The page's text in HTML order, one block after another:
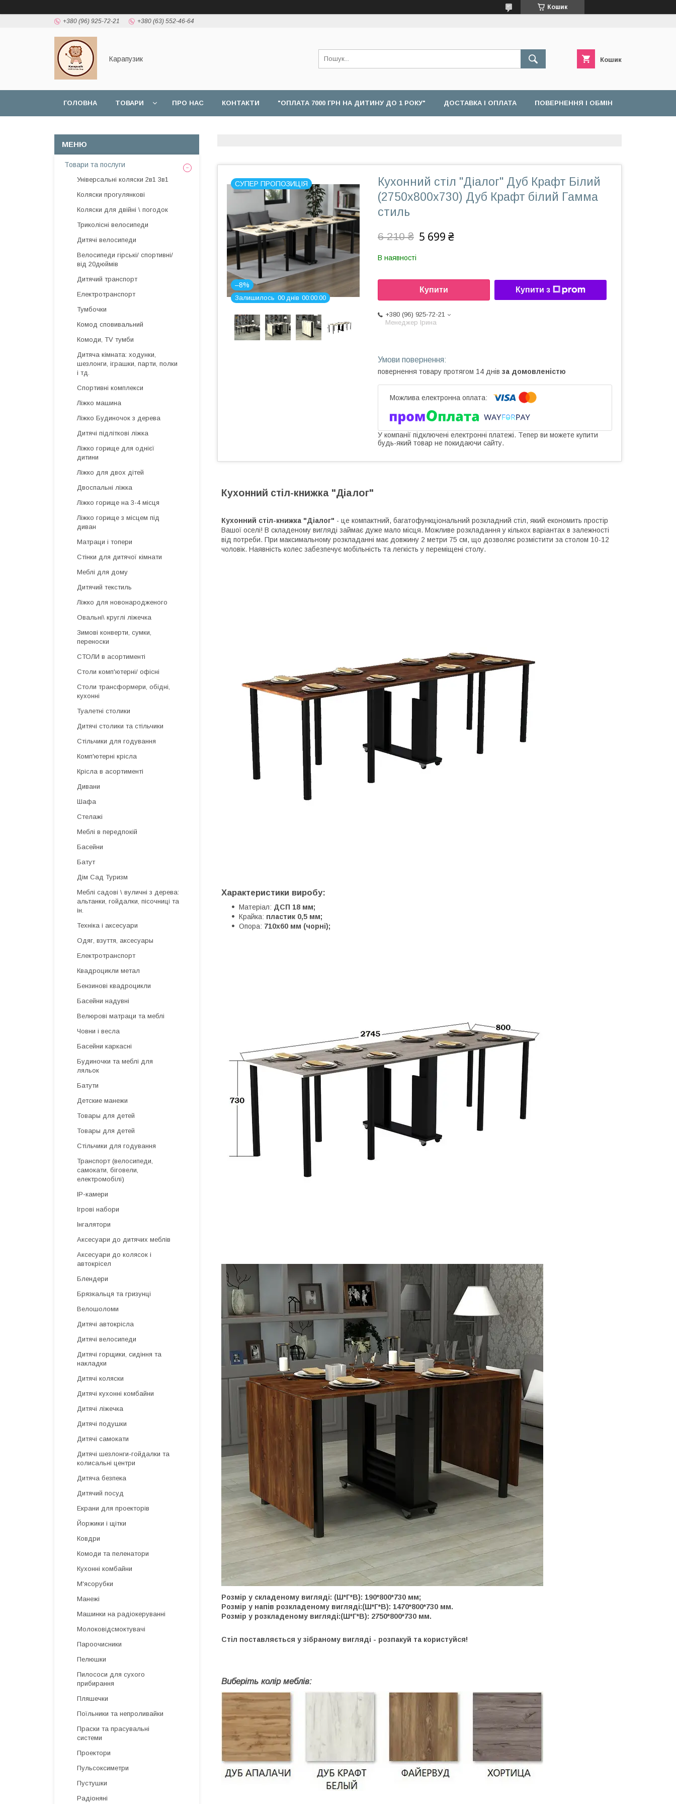
Кошик
+380 (96) 925-72-21 +380 (63) 552-46-64
Карапузик Кошик
ГОЛОВНА ТОВАРИ ПРО НАС КОНТАКТИ "ОПЛАТА 7000 ГРН НА ДИТИНУ ДО 1 РОКУ" ДОСТАВКА І ОПЛАТА ПОВЕРНЕННЯ І ОБМІН
СУПЕР ПРОПОЗИЦІЯ
–8%
Залишилось 00 днів 00 00 00
Кухонний стіл "Діалог" Дуб Крафт Білий
(2750x800x730) Дуб Крафт білий Гамма
стиль
6 210 ₴ 5 699 ₴
В наявності
Купити Купити з
+380 (96) 925-72-21
Менеджер Ірина
повернення товару протягом 14 днів за домовленістю
У компанії підключені електронні платежі. Тепер ви можете купити
будь-який товар не покидаючи сайту.
Кухонний стіл-книжка "Діалог"
Кухонний стіл-книжка "Діалог" - це компактний, багатофункціональний розкладний стіл, який економить простір
Вашої оселі! В складеному вигляді займає дуже мало місця. Можливе розкладання у кількох варіантах в залежності
від потреби. При максимальному розкладанні має довжину 2 метри 75 см, що дозволяє розмістити за столом 10-12
чоловік. Наявність колес забезпечує мобільність та легкість у переміщені столу.
Характеристики виробу:
Матеріал: ДСП 18 мм;
Крайка: пластик 0,5 мм;
Опора: 710х60 мм (чорні);
Розмір у складеному вигляді: (Ш*Г*В): 190*800*730 мм;
Розмір у напів розкладеному вигляді:(Ш*Г*В): 1470*800*730 мм.
Розмір у розкладеному вигляді:(Ш*Г*В): 2750*800*730 мм.
Стіл поставляється у зібраному вигляді - розпакуй та користуйся!
Виберіть колір меблів:
Товари та послуги
Універсальні коляски 2в1 3в1
Коляски прогулянкові
Коляски для двійні \ погодок
Триколісні велосипеди
Дитячі велосипеди
Велосипеди гірські/ спортивні/
від 20дюймів
Дитячий транспорт
Електротранспорт
Тумбочки
Комод сповивальний
Комоди, TV тумби
Дитяча кімната: ходунки,
шезлонги, іграшки, парти, полки
і тд.
Спортивні комплекси
Ліжко машина
Ліжко Будиночок з дерева
Дитячі підліткові ліжка
Ліжко горище для однієї
дитини
Ліжко для двох дітей
Двоспальні ліжка
Ліжко горище на 3-4 місця
Ліжко горище з місцем під
диван
Матраци і топери
Стінки для дитячої кімнати
Меблі для дому
Дитячий текстиль
Ліжко для новонародженого
Овальні\ круглі ліжечка
Зимові конверти, сумки,
переноски
СТОЛИ в асортименті
Столи комп'ютерні/ офісні
Столи трансформери, обідні,
кухонні
Туалетні столики
Дитячі столики та стільчики
Стільчики для годування
Комп'ютерні крісла
Крісла в асортименті
Дивани
Шафа
Стелажі
Меблі в передпокій
Басейни
Батут
Дім Сад Туризм
Меблі садові \ вуличні з дерева:
альтанки, гойдалки, пісочниці та
ін.
Техніка і аксесуари
Одяг, взуття, аксесуары
Електротранспорт
Квадроцикли метал
Бензинові квадроцикли
Басейни надувні
Велюрові матраци та меблі
Човни і весла
Басейни каркасні
Будиночки та меблі для
ляльок
Батути
Детские манежи
Товары для детей
Товары для детей
Стільчики для годування
Транспорт (велосипеди,
самокати, біговели,
електромобілі)
IP-камери
Ігрові набори
Інгалятори
Аксесуари до дитячих меблів
Аксесуари до колясок і
автокрісел
Блендери
Брязкальця та гризунці
Велошоломи
Дитячі автокрісла
Дитячі велосипеди
Дитячі горщики, сидіння та
накладки
Дитячі коляски
Дитячі кухонні комбайни
Дитячі ліжечка
Дитячі подушки
Дитячі самокати
Дитячі шезлонги-гойдалки та
колисальні центри
Дитяча безпека
Дитячий посуд
Екрани для проекторів
Йоржики і щітки
Ковдри
Комоди та пеленатори
Кухонні комбайни
М'ясорубки
Манежі
Машинки на радіокеруванні
Молоковідсмоктувачі
Пароочисники
Пелюшки
Пилососи для сухого
прибирання
Пляшечки
Поїльники та непроливайки
Праски та прасувальні
системи
Проектори
Пульсоксиметри
Пустушки
Радіоняні